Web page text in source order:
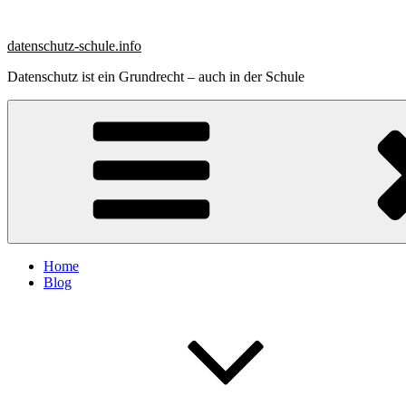
springen
datenschutz-schule.info
Datenschutz ist ein Grundrecht – auch in der Schule
Home
Blog